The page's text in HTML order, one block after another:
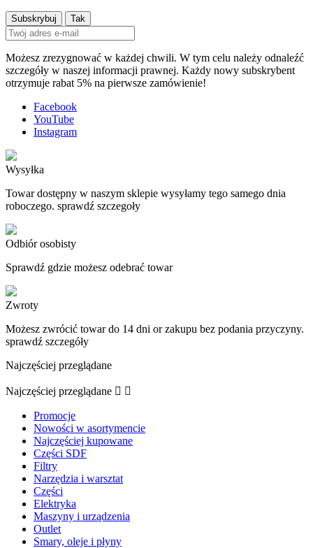
Możesz zrezygnować w każdej chwili. W tym celu należy odnaleźć
szczegóły w naszej informacji prawnej. Każdy nowy subskrybent
otrzymuje rabat 5% na pierwsze zamówienie!
Facebook
YouTube
Instagram
Wysyłka
Towar dostępny w naszym sklepie wysyłamy tego samego dnia
roboczego. sprawdź szczegoły
Odbiór osobisty
Sprawdź gdzie możesz odebrać towar
Zwroty
Możesz zwrócić towar do 14 dni or zakupu bez podania przyczyny.
sprawdź szczegóły
Najczęściej przeglądane
Najczęściej przeglądane  
Promocje
Nowości w asortymencie
Najczęściej kupowane
Części SDF
Filtry
Narzędzia i warsztat
Części
Elektryka
Maszyny i urządzenia
Outlet
Smary, oleje i płyny